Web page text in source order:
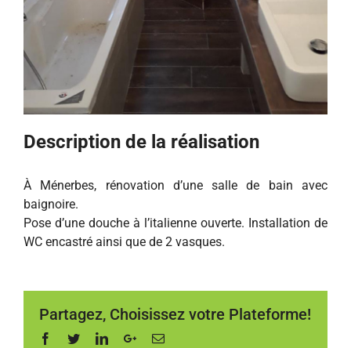
Description de la réalisation
À Ménerbes, rénovation d’une salle de bain avec
baignoire.
Pose d’une douche à l’italienne ouverte. Installation de
WC encastré ainsi que de 2 vasques.
Partagez, Choisissez votre Plateforme!
Facebook
TwitterLinkedinGoogle+Email